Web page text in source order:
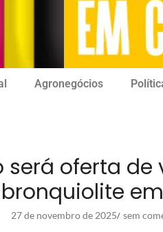
Agronegócios
será oferta
bronquiolite
27 de novembro de 2025/ sem